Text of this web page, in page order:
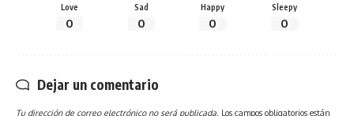
Love
0
Sad
0
Happy
0
Sleepy
0
Dejar un comentario
Tu dirección de correo electrónico no será publicada. Los campos obligatorios están